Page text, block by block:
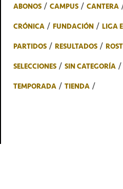
ABONOS CAMPUS CANTERA
CRÓNICA
FUNDACIÓN
LIGA
PARTIDOS
RESULTADOS
SELECCIONES
SIN CATEGORÍA
TEMPORADA
TIENDA